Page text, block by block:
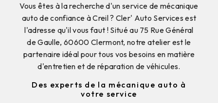
Vous êtes à la recherche d'un service de mécanique
auto de confiance à Creil ? Cler' Auto Services est
l'adresse qu'il vous faut ! Situé au 75 Rue Général
de Gaulle, 60600 Clermont, notre atelier est le
partenaire idéal pour tous vos besoins en matière
d'entretien et de réparation de véhicules.
Des experts de la mécanique auto à
votre service